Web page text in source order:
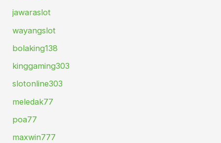
jawaraslot
wayangslot
bolaking138
kinggaming303
slotonline303
meledak77
poa77
maxwin777